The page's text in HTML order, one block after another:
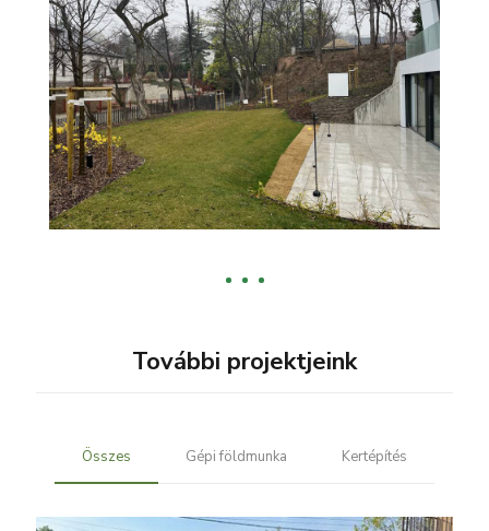
További projektjeink
Összes Gépi földmunka Kertépítés